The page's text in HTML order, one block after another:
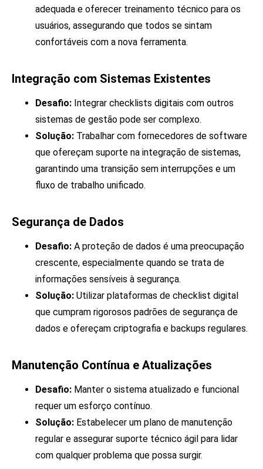
adequada e oferecer treinamento técnico para os
usuários, assegurando que todos se sintam
confortáveis com a nova ferramenta.
Integração com Sistemas Existentes
Desafio: Integrar checklists digitais com outros
sistemas de gestão pode ser complexo.
Solução: Trabalhar com fornecedores de software
que ofereçam suporte na integração de sistemas,
garantindo uma transição sem interrupções e um
fluxo de trabalho unificado.
Segurança de Dados
Desafio: A proteção de dados é uma preocupação
crescente, especialmente quando se trata de
informações sensíveis à segurança.
Solução: Utilizar plataformas de checklist digital
que cumpram rigorosos padrões de segurança de
dados e ofereçam criptografia e backups regulares.
Manutenção Contínua e Atualizações
Desafio: Manter o sistema atualizado e funcional
requer um esforço contínuo.
Solução: Estabelecer um plano de manutenção
regular e assegurar suporte técnico ágil para lidar
com qualquer problema que possa surgir.